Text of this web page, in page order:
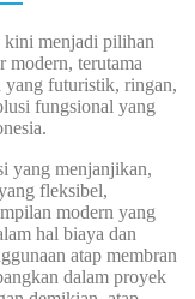
kini menjadi pilihan
modern, terutama
yang futuristik, ringan,
fungsional yang
yang menjanjikan,
fleksibel,
modern yang
hal biaya dan
atap membran
dalam proyek